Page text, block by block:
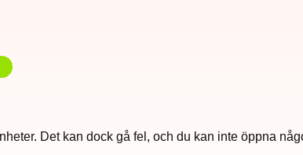
Det kan dock gå fel, och du kan inte öppna